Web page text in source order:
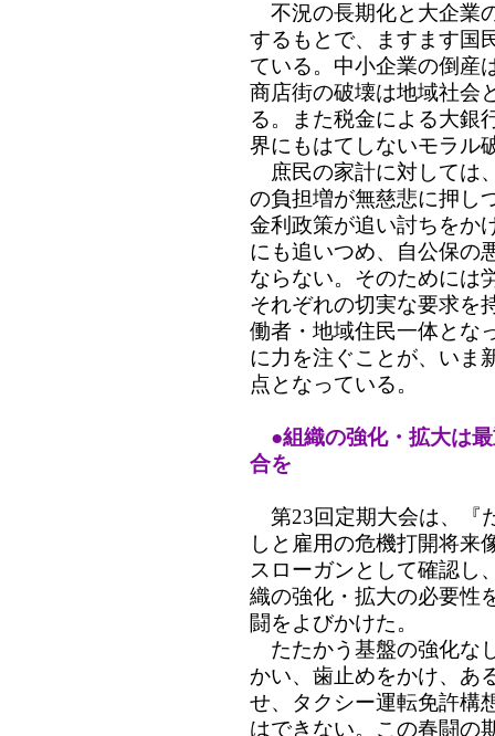
不況の長期化と大企業
するもとで、ますます国
ている。中小企業の倒産
商店街の破壊は地域社会
る。また税金による大銀
界にもはてしないモラル
庶民の家計に対しては
の負担増が無慈悲に押し
金利政策が追い討ちをか
にも追いつめ、自公保の
ならない。そのためには
それぞれの切実な要求を
働者・地域住民一体とな
に力を注ぐことが、いま
点となっている。
●組織の強化・拡大は
合を
第23回定期大会は、『
しと雇用の危機打開将来
スローガンとして確認し
織の強化・拡大の必要性
闘をよびかけた。
たたかう基盤の強化な
かい、歯止めをかけ、あ
せ、タクシー運転免許構
はできない。この春闘の